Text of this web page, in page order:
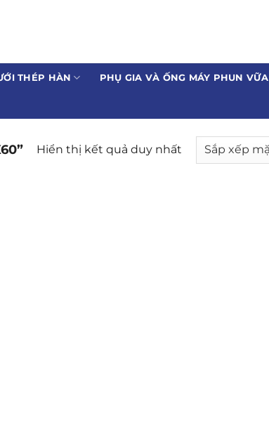
THÉP HÀN PHỤ GIA VÀ ỐNG MÁY PHUN VỮA
Hiển thị kết quả duy nhất